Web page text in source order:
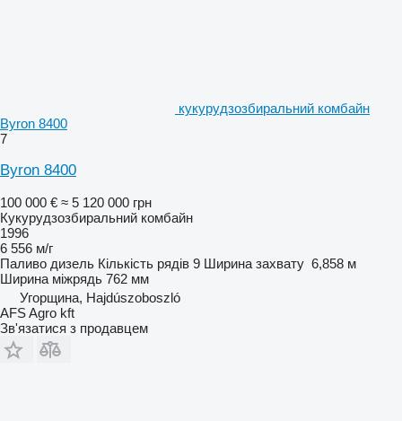
кукурудзозбиральний комбайн
Byron 8400
7
Byron 8400
100 000 € ≈ 5 120 000 грн
Кукурудзозбиральний комбайн
1996
6 556 м/г
Паливо дизель Кількість рядів 9 Ширина захвату 6,858 м
Ширина міжрядь 762 мм
Угорщина, Hajdúszoboszló
AFS Agro kft
Зв'язатися з продавцем